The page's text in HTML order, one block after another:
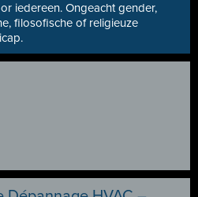
iedereen. Ongeacht gender,
filosofische of religieuze